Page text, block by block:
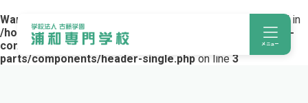
メニュー
Warning
: Trying to access array offset on value of type bool in
/home/users/web07/7/2/0223527/www.urasen.jp/wp/wp-
content/themes/urawa/template-
parts/components/header-single.php on line 3